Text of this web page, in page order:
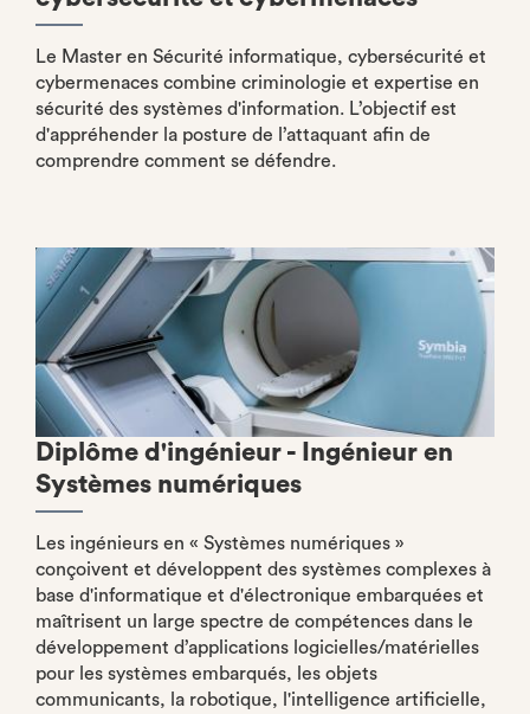
Le Master en Sécurité informatique, cybersécurité et
cybermenaces combine criminologie et expertise en
sécurité des systèmes d'information. L’objectif est
d'appréhender la posture de l’attaquant afin de
comprendre comment se défendre.
Diplôme d'ingénieur - Ingénieur en
Systèmes numériques
Les ingénieurs en « Systèmes numériques »
conçoivent et développent des systèmes complexes à
base d'informatique et d'électronique embarquées et
maîtrisent un large spectre de compétences dans le
développement d’applications logicielles/matérielles
pour les systèmes embarqués, les objets
communicants, la robotique, l'intelligence artificielle,